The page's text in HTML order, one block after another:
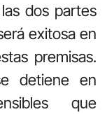
dos partes
exitosa en
premisas.
detiene en
que